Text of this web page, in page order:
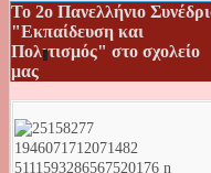
Το 2ο Πανελλήνιο
"Εκπαίδευση και
Πολιτισμός" στο σχολείο
μας